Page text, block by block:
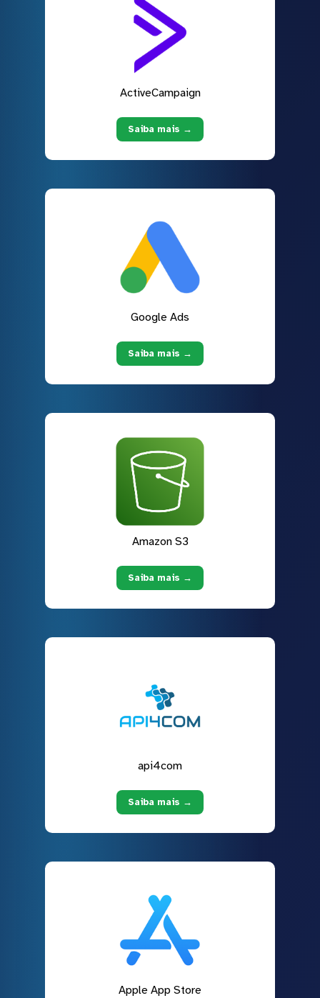
ActiveCampaign
Saiba mais →
Google Ads
Saiba mais →
Amazon S3
Saiba mais →
api4com
Saiba mais →
Apple App Store